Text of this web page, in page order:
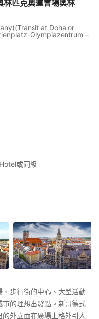
匹克奧運會場奧林
at Doha or
Olympiazentrum –
或同級
步行街的中心、大型活動
市的理想出發點。新哥德式
外立面在廣場上格外引人